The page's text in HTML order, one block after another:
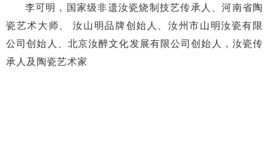
李可明，国家级非遗汝瓷烧制技艺传承人、河南省陶
瓷艺术大师、 汝山明品牌创始人、汝州市山明汝瓷有限
公司创始人、北京汝醉文化发展有限公司创始人，汝瓷传
承人及陶瓷艺术家